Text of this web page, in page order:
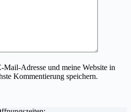
Mail-Adresse und meine Website in
Kommentierung speichern.